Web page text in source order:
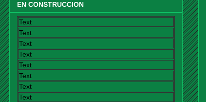
EN CONSTRUCCION
Text
Text
Text
Text
Text
Text
Text
Text